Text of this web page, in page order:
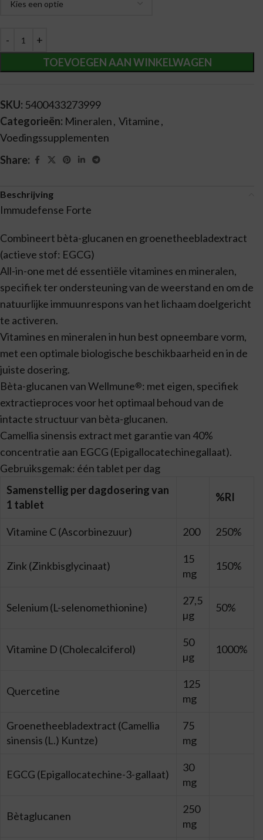
TOEVOEGEN AAN WINKELWAGEN
SKU: 5400433273999
Categorieën: Mineralen, Vitamine,
Voedingssupplementen
Share:
Beschrijving
Immudefense Forte
Combineert bèta-glucanen en groenetheebladextract
(actieve stof: EGCG)
All-in-one met dé essentiële vitamines en mineralen,
specifiek ter ondersteuning van de weerstand en om de
natuurlijke immuunrespons van het lichaam doelgericht
te activeren.
Vitamines en mineralen in hun best opneembare vorm,
met een optimale biologische beschikbaarheid en in de
juiste dosering.
Bèta-glucanen van Wellmune®: met eigen, specifiek
extractieproces voor het optimaal behoud van de
intacte structuur van bèta-glucanen.
Camellia sinensis extract met garantie van 40%
concentratie aan EGCG (Epigallocatechinegallaat).
Gebruiksgemak: één tablet per dag
Samenstellig per dagdosering van
1 tablet
%RI
Vitamine C (Ascorbinezuur) 200 250%
Zink (Zinkbisglycinaat)
15
mg
150%
Selenium (L-selenomethionine)
27,5
µg
50%
Vitamine D (Cholecalciferol)
50
µg
1000%
Quercetine
125
mg
Groenetheebladextract (Camellia
sinensis (L.) Kuntze)
75
mg
EGCG (Epigallocatechine-3-gallaat)
30
mg
Bètaglucanen
250
mg